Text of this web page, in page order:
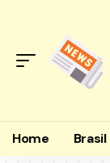
Home Brasil